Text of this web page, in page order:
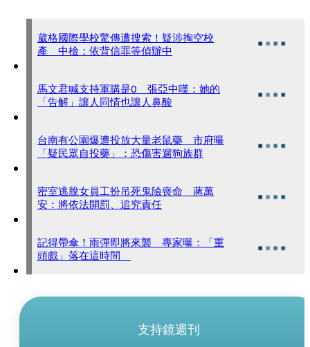
葳格國際學校驚傳遭搜索！疑涉掏空校
產 中檢：依背信罪等偵辦中
馬文君喊支持軍購是0 張亞中嘆：她的
「告解」讓人同情也讓人鼻酸
台南有公園爆遭投放大量老鼠藥 市府曝
「疑民眾自投藥」：恐傷害遛狗族群
密室逃脫女員工扮吊死鬼險喪命 蔣萬
安：將依法開罰、追究責任
記得帶傘！雨彈即將來襲 專家曝：「重
頭戲」落在這時間
支持鏡週刊